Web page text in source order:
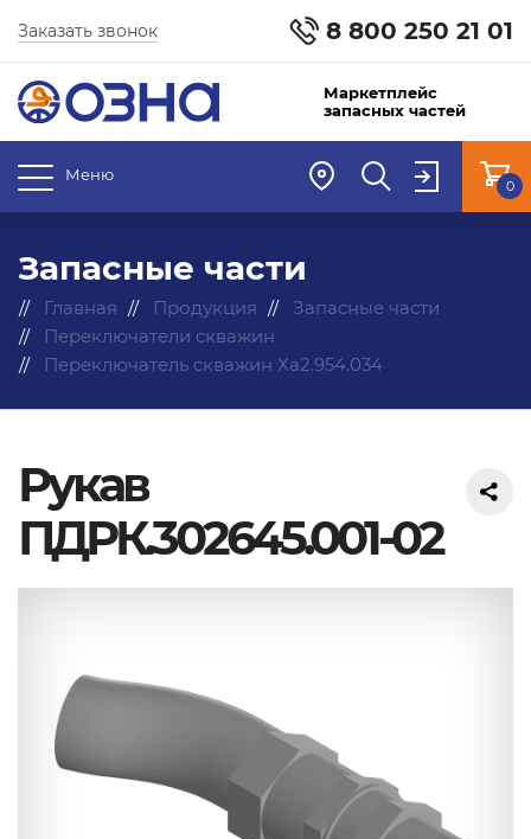
8 800 250 21 01
Заказать звонок
Маркетплейс
запасных частей
Меню
0
Запасные части
Главная Продукция
Запасные части
Переключатели скважин
Переключатель скважин Ха2.954.034
Рукав
ПДРК.302645.001-02